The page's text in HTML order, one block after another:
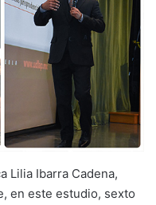
Lilia Ibarra Cadena,
en este estudio, sexto